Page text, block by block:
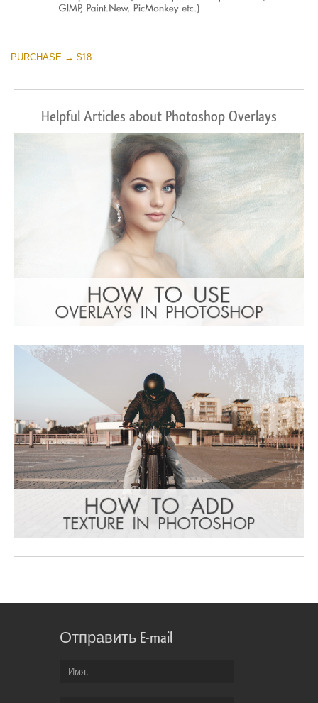
PURCHASE → $18
Helpful Articles about Photoshop Overlays
Отправить E-mail
Имя